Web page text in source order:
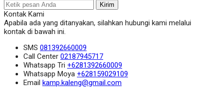
Kirim
Kontak Kami
Apabila ada yang ditanyakan, silahkan hubungi kami melalui
kontak di bawah ini.
SMS 081392660009
Call Center 02187945717
Whatsapp Tri +6281392660009
Whatsapp Moya +628159029109
Email kamp.kaleng@gmail.com